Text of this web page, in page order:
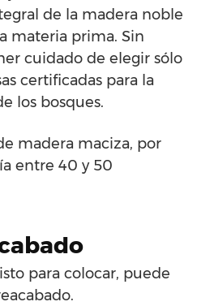
de la madera noble
materia prima. Sin
cuidado de elegir sólo
certificadas para la
los bosques.
madera maciza, por
entre 40 y 50
para colocar, puede